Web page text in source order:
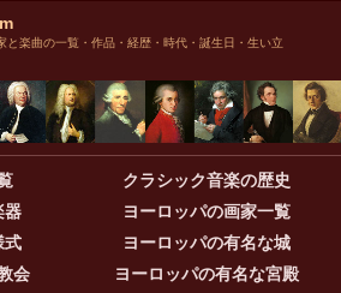
と楽曲の一覧・作品・経歴・時代・誕生日・生い立
クラシック音楽の歴史
器
ヨーロッパの画家一覧
式
ヨーロッパの有名な城
会
ヨーロッパの有名な宮殿